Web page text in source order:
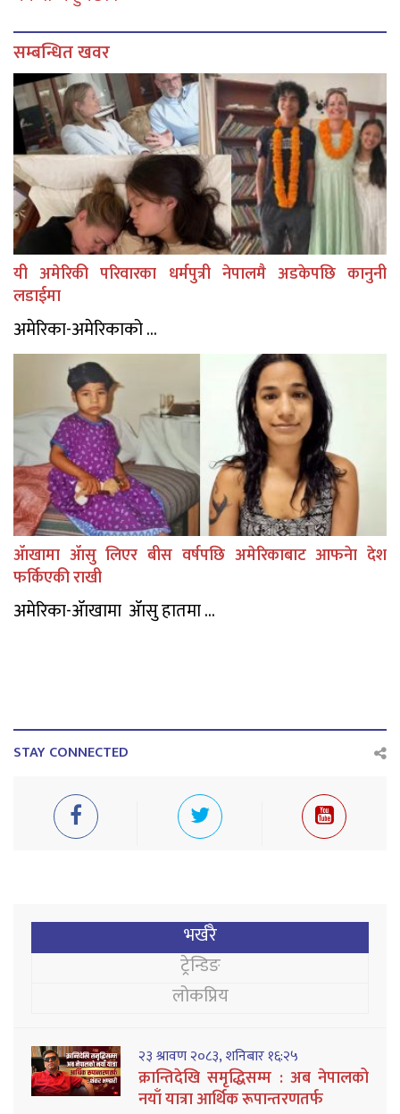
सम्बन्धित खवर
यी अमेरिकी परिवारका धर्मपुत्री नेपालमै अडकेपछि कानुनी
लडाईमा
अमेरिका-अमेरिकाको ...
ॲाखामा ॲासु लिएर बीस वर्षपछि अमेरिकाबाट आफनेा देश
फर्किएकी राखी
अमेरिका-ॲाखामा ॲासु हातमा ...
STAY CONNECTED
भर्खरै
ट्रेन्डिङ
लोकप्रिय
२३ श्रावण २०८३, शनिबार १६:२५
क्रान्तिदेखि समृद्धिसम्म : अब नेपालको
नयाँ यात्रा आर्थिक रूपान्तरणतर्फ